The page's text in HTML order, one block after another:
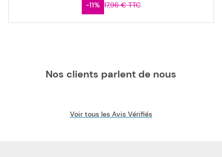
-11% 17,96 €
Nos clients parlent de nous
Voir tous les Avis Vérifiés